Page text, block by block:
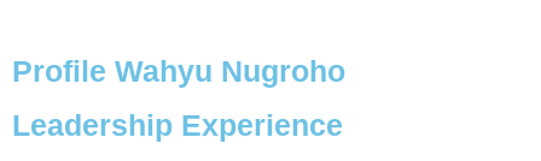
Profile Wahyu Nugroho
Leadership Experience